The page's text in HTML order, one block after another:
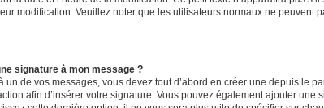
modification. Veuillez noter que les utilisateurs normaux ne peuvent
signature à mon message ?
un de vos messages, vous devez tout d’abord en créer une depuis le
afin d’insérer votre signature. Vous pouvez également ajouter